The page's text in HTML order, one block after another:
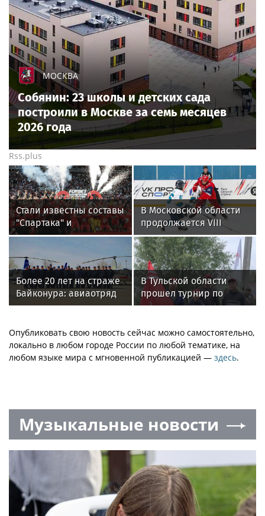
МОСКВА
Собянин: 23 школы и детских сада
построили в Москве за семь месяцев
2026 года
Rss.plus
Стали известны составы
"Спартака" и
"Оренбурга" на матч
В Московской области
продолжается VIII
Кубок Александра
Овечкина
Более 20 лет на страже
Байконура: авиаотряд
Росгвардии отмечает
В Тульской области
прошел турнир по
рыбной ловле среди
железнодорожников
Опубликовать свою новость сейчас можно самостоятельно,
локально в любом городе России по любой тематике, на
любом языке мира с мгновенной публикацией — здесь.
Музыкальные новости